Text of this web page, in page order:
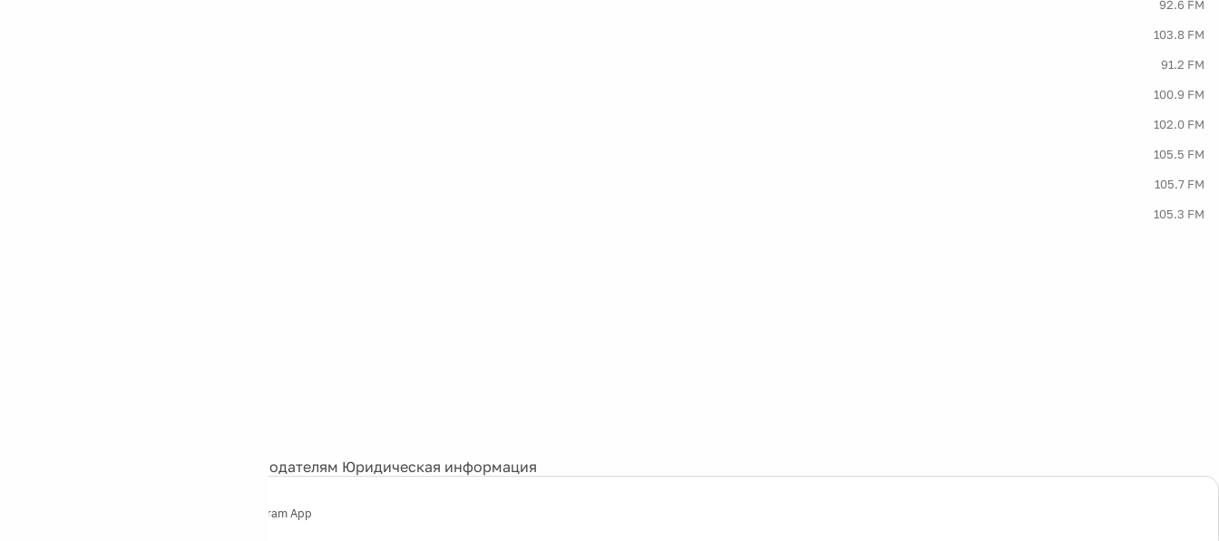
92.6 FM
103.8 FM
91.2 FM
100.9 FM
102.0 FM
105.5 FM
105.7 FM
105.3 FM
Рекламодателям Юридическая информация
Telegram App